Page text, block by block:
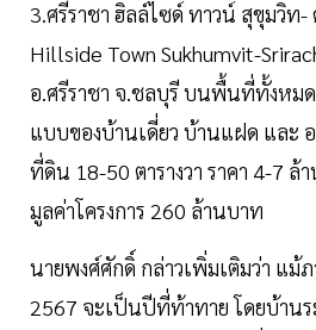
3.ศรีราชา ฮิลล์ไซด์ ทาวน์ สุขุมวิท-
Hillside Town Sukhumvit-
อ.ศรีราชา จ.ชลบุรี บนพื้นที่ทั้งหม
แบบของบ้านเดี่ยว บ้านแฝด และ
ที่ดิน 18-50 ตารางวา ราคา 4-7
มูลค่าโครงการ 260 ล้านบาท
นายพงศ์ศักดิ์ กล่าวเพิ่มเติมว่า แม้
2567 จะเป็นปีที่ท้าทาย โดยบ้านร